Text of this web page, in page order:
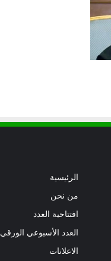
الرئيسية
من نحن
افتتاحية العدد
العدد الأسبوعي الورقي
الاعلانات